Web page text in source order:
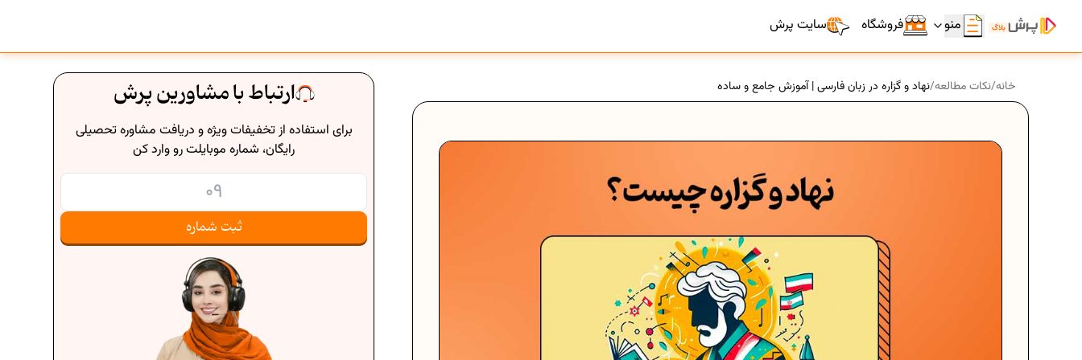
سایت پرش فروشگاه منو
ارتباط با مشاورین پرش
برای استفاده از تخفیفات ویژه و دریافت مشاوره تحصیلی
رایگان، شماره موبایلت رو وارد کن
ثبت شماره
خانه/نکات مطالعه/نهاد و گزاره در زبان فارسی | آموزش جامع و ساده